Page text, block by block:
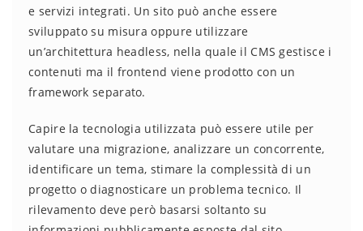
e servizi integrati. Un sito può anche essere
sviluppato su misura oppure utilizzare
un’architettura headless, nella quale il CMS gestisce i
contenuti ma il frontend viene prodotto con un
framework separato.
Capire la tecnologia utilizzata può essere utile per
valutare una migrazione, analizzare un concorrente,
identificare un tema, stimare la complessità di un
progetto o diagnosticare un problema tecnico. Il
rilevamento deve però basarsi soltanto su